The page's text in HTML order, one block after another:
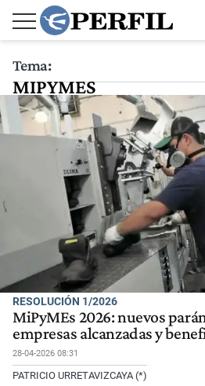
Tema:
MIPYMES
RESOLUCIÓN 1/2026
MiPyMEs 2026: nuevos
empresas alcanzadas y
28-04-2026 08:31
PATRICIO URRETAVIZCAYA (*)